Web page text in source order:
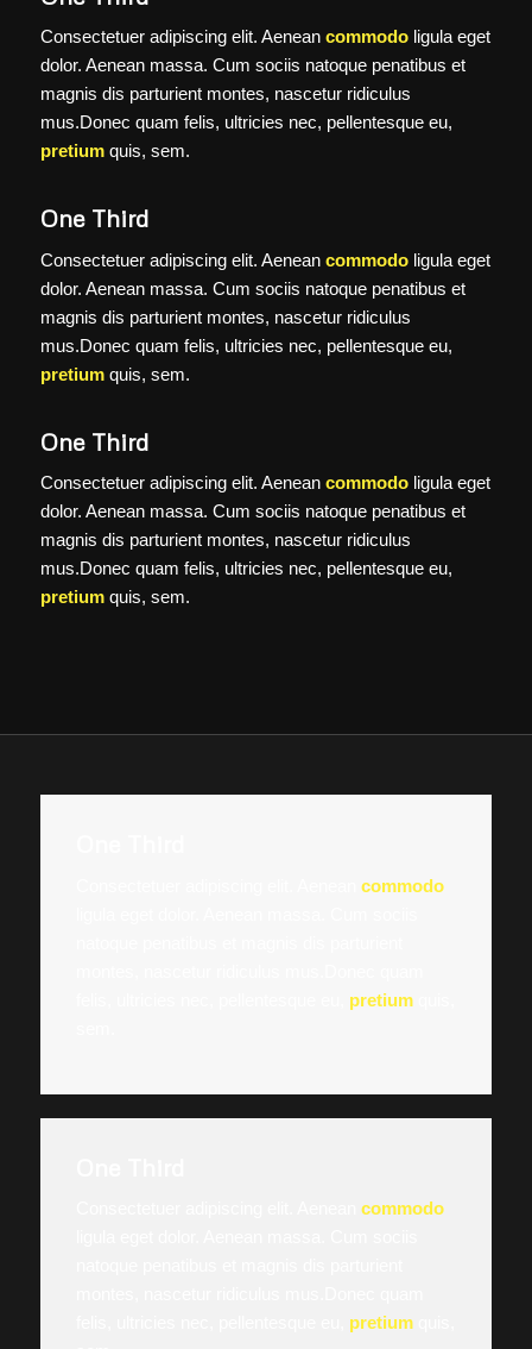
Consectetuer adipiscing elit. Aenean commodoligula eget
dolor. Aenean massa. Cum sociis natoque penatibus et
magnis dis parturient montes, nascetur ridiculus
mus.Donec quam felis, ultricies nec, pellentesque eu,
pretiumquis, sem.
One Third
Consectetuer adipiscing elit. Aenean commodoligula eget
dolor. Aenean massa. Cum sociis natoque penatibus et
magnis dis parturient montes, nascetur ridiculus
mus.Donec quam felis, ultricies nec, pellentesque eu,
pretiumquis, sem.
One Third
Consectetuer adipiscing elit. Aenean commodoligula eget
dolor. Aenean massa. Cum sociis natoque penatibus et
magnis dis parturient montes, nascetur ridiculus
mus.Donec quam felis, ultricies nec, pellentesque eu,
pretiumquis, sem.
commodo
pretiumquis,
commodo
pretiumquis,